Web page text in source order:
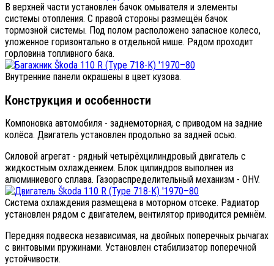
В верхней части установлен бачок омывателя и элементы
системы отопления. С правой стороны размещён бачок
тормозной системы. Под полом расположено запасное колесо,
уложенное горизонтально в отдельной нише. Рядом проходит
горловина топливного бака.
Внутренние панели окрашены в цвет кузова.
Конструкция и особенности
Компоновка автомобиля - заднемоторная, с приводом на задние
колёса. Двигатель установлен продольно за задней осью.
Силовой агрегат - рядный четырёхцилиндровый двигатель с
жидкостным охлаждением. Блок цилиндров выполнен из
алюминиевого сплава. Газораспределительный механизм - OHV.
Система охлаждения размещена в моторном отсеке. Радиатор
установлен рядом с двигателем, вентилятор приводится ремнём.
Передняя подвеска независимая, на двойных поперечных рычагах
с винтовыми пружинами. Установлен стабилизатор поперечной
устойчивости.